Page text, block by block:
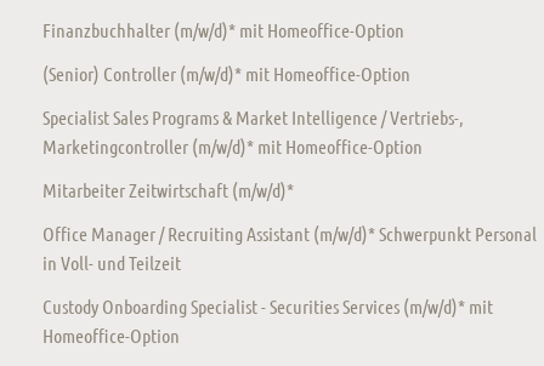
Finanzbuchhalter (m/w/d)* mit Homeoffice-Option
(Senior) Controller (m/w/d)* mit Homeoffice-Option
Specialist Sales Programs & Market Intelligence / Vertriebs-,
Marketingcontroller (m/w/d)* mit Homeoffice-Option
Mitarbeiter Zeitwirtschaft (m/w/d)*
Office Manager / Recruiting Assistant (m/w/d)* Schwerpunkt Personal
in Voll- und Teilzeit
Custody Onboarding Specialist - Securities Services (m/w/d)* mit
Homeoffice-Option